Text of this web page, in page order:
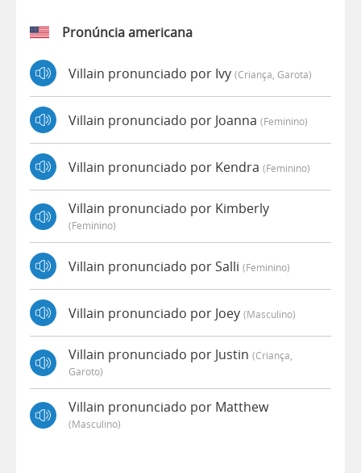
Pronúncia americana
Villain pronunciado por Ivy (criança, Garota)
Villain pronunciado por Joanna (feminino)
Villain pronunciado por Kendra (feminino)
Villain pronunciado por Kimberly
(feminino)
Villain pronunciado por Salli (feminino)
Villain pronunciado por Joey (masculino)
Villain pronunciado por Justin (criança,
Garoto)
Villain pronunciado por Matthew
(masculino)